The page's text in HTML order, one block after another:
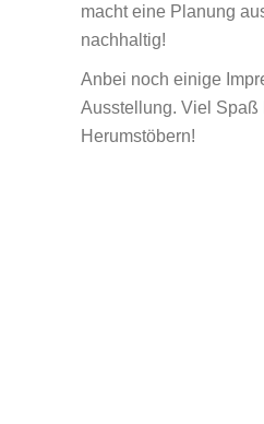
macht eine Planung
nachhaltig!
Anbei noch einige
Ausstellung. Viel Spaß
Herumstöbern!